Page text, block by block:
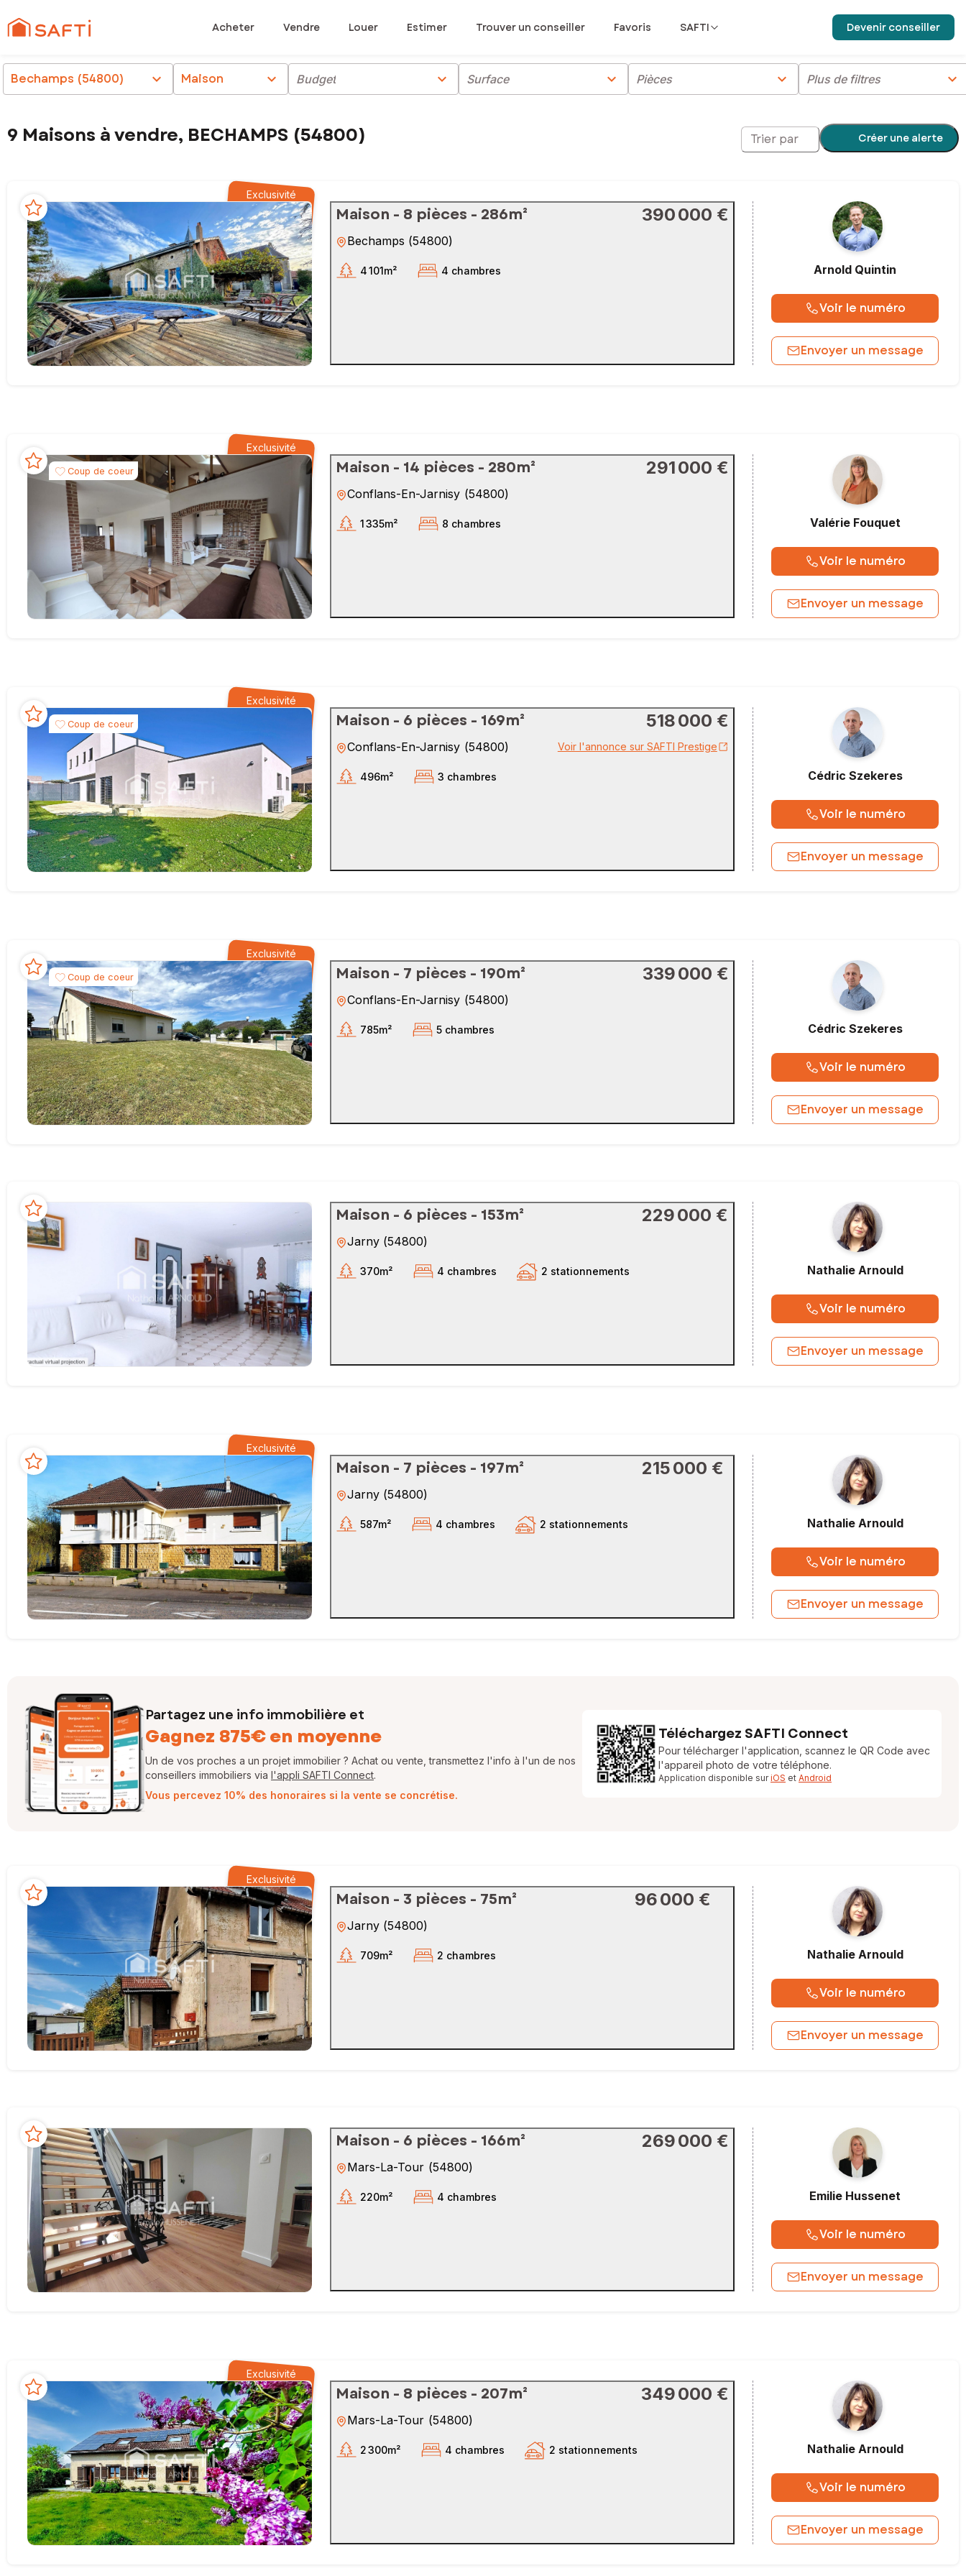
Acheter Vendre Louer Estimer Trouver un conseiller Favoris SAFTI Devenir conseiller
Bechamps (54800) chevron_right Maison chevron_right Budget chevron_right Surface chevron_right Pièces chevron_right Plus de filtres chevron_right
9 Maisons à vendre, BECHAMPS (54800) Trier par Créer une alerte
Exclusivité
Maison - 8 pièces - 286m² 390 000 €
Bechamps (54800)
4 101m² 4 chambres Arnold Quintin
Voir le numéro
Envoyer un message
Exclusivité
Coup de coeur Maison - 14 pièces - 280m² 291 000 €
Conflans-En-Jarnisy (54800)
1 335m² 8 chambres Valérie Fouquet
Voir le numéro
Envoyer un message
Exclusivité
Coup de coeur Maison - 6 pièces - 169m² 518 000 €
Conflans-En-Jarnisy (54800) Voir l'annonce sur SAFTI Prestige
496m² 3 chambres Cédric Szekeres
Voir le numéro
Envoyer un message
Exclusivité
Coup de coeur Maison - 7 pièces - 190m² 339 000 €
Conflans-En-Jarnisy (54800)
785m² 5 chambres Cédric Szekeres
Voir le numéro
Envoyer un message
Maison - 6 pièces - 153m² 229 000 €
Jarny (54800)
370m² 4 chambres 2 stationnements Nathalie Arnould
Voir le numéro
Envoyer un message
Exclusivité
Maison - 7 pièces - 197m² 215 000 €
Jarny (54800)
587m² 4 chambres 2 stationnements Nathalie Arnould
Voir le numéro
Envoyer un message
Partagez une info immobilière et
Gagnez 875€ en moyenne
Un de vos proches a un projet immobilier ? Achat ou vente, transmettez l'info à l'un de nos
conseillers immobiliers via l'appli SAFTI Connect.
Vous percevez 10% des honoraires si la vente se concrétise.
Téléchargez SAFTI Connect
Pour télécharger l'application, scannez le QR Code avec
l'appareil photo de votre téléphone.
Application disponible suriOS et Android
Exclusivité
Maison - 3 pièces - 75m² 96 000 €
Jarny (54800)
709m² 2 chambres Nathalie Arnould
Voir le numéro
Envoyer un message
Maison - 6 pièces - 166m² 269 000 €
Mars-La-Tour (54800)
220m² 4 chambres Emilie Hussenet
Voir le numéro
Envoyer un message
Exclusivité
Maison - 8 pièces - 207m² 349 000 €
Mars-La-Tour (54800)
2 300m² 4 chambres 2 stationnements Nathalie Arnould
Voir le numéro
Envoyer un message